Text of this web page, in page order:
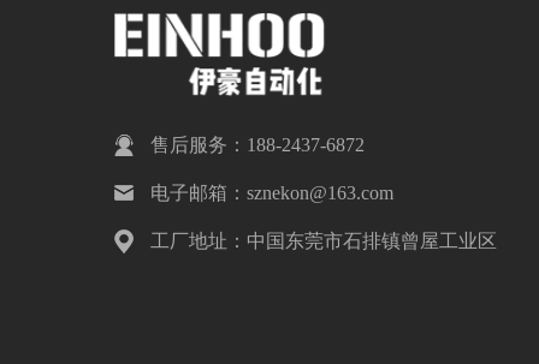
售后服务：188-2437-6872
电子邮箱：sznekon@163.com
工厂地址：中国东莞市石排镇曾屋工业区